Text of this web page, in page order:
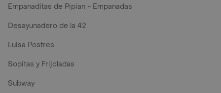
Empanaditas de Pipian - Empanadas
Desayunadero de la 42
Luisa Postres
Sopitas y Frijoladas
Subway